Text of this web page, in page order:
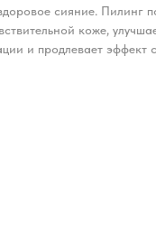
сияние. Пилинг
коже,
и продлевает эффект